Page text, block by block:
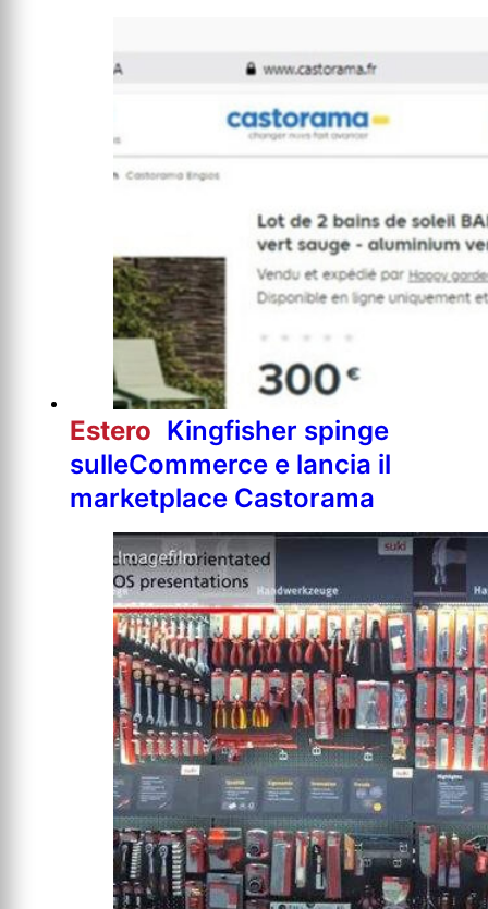
Estero Kingfisher spinge
sulleCommerce e lancia il
marketplace Castorama